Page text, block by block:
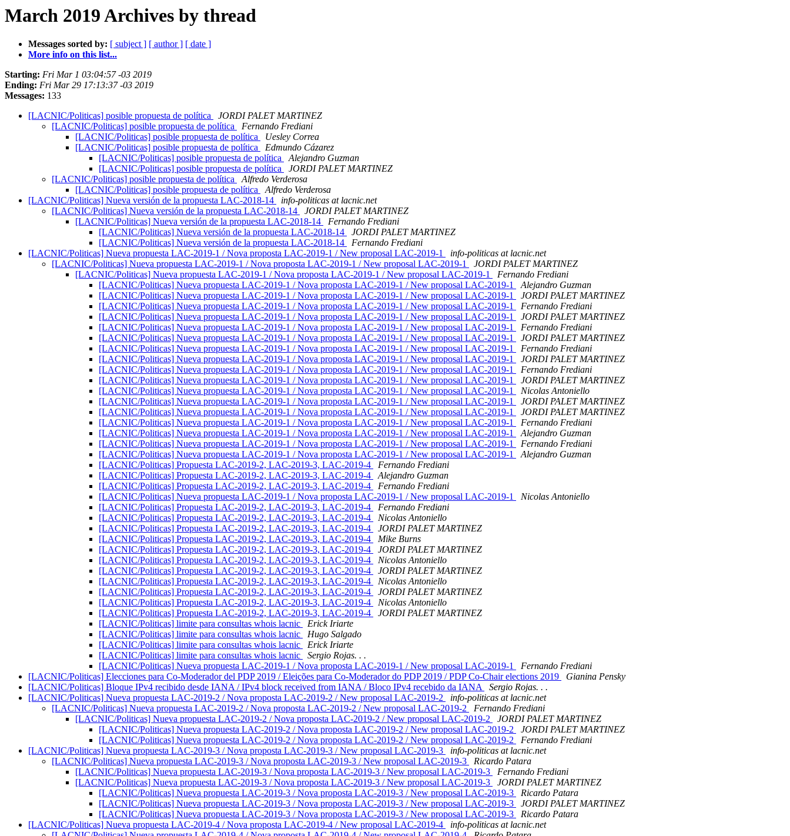
March 2019 Archives by thread
Messages sorted by: [ subject ] [ author ] [ date ]
More info on this list...
Starting: Fri Mar 1 03:04:57 -03 2019
Ending: Fri Mar 29 17:13:37 -03 2019
Messages: 133
[LACNIC/Politicas] posible propuesta de política
JORDI PALET MARTINEZ
[LACNIC/Politicas] posible propuesta de política
Fernando Frediani
[LACNIC/Politicas] posible propuesta de política
Uesley Correa
[LACNIC/Politicas] posible propuesta de política
Edmundo Cázarez
[LACNIC/Politicas] posible propuesta de política
Alejandro Guzman
[LACNIC/Politicas] posible propuesta de política
JORDI PALET MARTINEZ
[LACNIC/Politicas] posible propuesta de política
Alfredo Verderosa
[LACNIC/Politicas] posible propuesta de política
Alfredo Verderosa
[LACNIC/Politicas] Nueva versión de la propuesta LAC-2018-14
info-politicas at lacnic.net
[LACNIC/Politicas] Nueva versión de la propuesta LAC-2018-14
JORDI PALET MARTINEZ
[LACNIC/Politicas] Nueva versión de la propuesta LAC-2018-14
Fernando Frediani
[LACNIC/Politicas] Nueva versión de la propuesta LAC-2018-14
JORDI PALET MARTINEZ
[LACNIC/Politicas] Nueva versión de la propuesta LAC-2018-14
Fernando Frediani
[LACNIC/Politicas] Nueva propuesta LAC-2019-1 / Nova proposta LAC-2019-1 / New proposal LAC-2019-1
info-politicas at lacnic.net
[LACNIC/Politicas] Nueva propuesta LAC-2019-1 / Nova proposta LAC-2019-1 / New proposal LAC-2019-1
JORDI PALET MARTINEZ
[LACNIC/Politicas] Nueva propuesta LAC-2019-1 / Nova proposta LAC-2019-1 / New proposal LAC-2019-1
Fernando Frediani
[LACNIC/Politicas] Nueva propuesta LAC-2019-1 / Nova proposta LAC-2019-1 / New proposal LAC-2019-1
Alejandro Guzman
[LACNIC/Politicas] Nueva propuesta LAC-2019-1 / Nova proposta LAC-2019-1 / New proposal LAC-2019-1
JORDI PALET MARTINEZ
[LACNIC/Politicas] Nueva propuesta LAC-2019-1 / Nova proposta LAC-2019-1 / New proposal LAC-2019-1
Fernando Frediani
[LACNIC/Politicas] Nueva propuesta LAC-2019-1 / Nova proposta LAC-2019-1 / New proposal LAC-2019-1
JORDI PALET MARTINEZ
[LACNIC/Politicas] Nueva propuesta LAC-2019-1 / Nova proposta LAC-2019-1 / New proposal LAC-2019-1
Fernando Frediani
[LACNIC/Politicas] Nueva propuesta LAC-2019-1 / Nova proposta LAC-2019-1 / New proposal LAC-2019-1
JORDI PALET MARTINEZ
[LACNIC/Politicas] Nueva propuesta LAC-2019-1 / Nova proposta LAC-2019-1 / New proposal LAC-2019-1
Fernando Frediani
[LACNIC/Politicas] Nueva propuesta LAC-2019-1 / Nova proposta LAC-2019-1 / New proposal LAC-2019-1
JORDI PALET MARTINEZ
[LACNIC/Politicas] Nueva propuesta LAC-2019-1 / Nova proposta LAC-2019-1 / New proposal LAC-2019-1
Fernando Frediani
[LACNIC/Politicas] Nueva propuesta LAC-2019-1 / Nova proposta LAC-2019-1 / New proposal LAC-2019-1
JORDI PALET MARTINEZ
[LACNIC/Politicas] Nueva propuesta LAC-2019-1 / Nova proposta LAC-2019-1 / New proposal LAC-2019-1
Nicolas Antoniello
[LACNIC/Politicas] Nueva propuesta LAC-2019-1 / Nova proposta LAC-2019-1 / New proposal LAC-2019-1
JORDI PALET MARTINEZ
[LACNIC/Politicas] Nueva propuesta LAC-2019-1 / Nova proposta LAC-2019-1 / New proposal LAC-2019-1
JORDI PALET MARTINEZ
[LACNIC/Politicas] Nueva propuesta LAC-2019-1 / Nova proposta LAC-2019-1 / New proposal LAC-2019-1
Fernando Frediani
[LACNIC/Politicas] Nueva propuesta LAC-2019-1 / Nova proposta LAC-2019-1 / New proposal LAC-2019-1
Alejandro Guzman
[LACNIC/Politicas] Nueva propuesta LAC-2019-1 / Nova proposta LAC-2019-1 / New proposal LAC-2019-1
Fernando Frediani
[LACNIC/Politicas] Nueva propuesta LAC-2019-1 / Nova proposta LAC-2019-1 / New proposal LAC-2019-1
Alejandro Guzman
[LACNIC/Politicas] Propuesta LAC-2019-2, LAC-2019-3, LAC-2019-4
Fernando Frediani
[LACNIC/Politicas] Propuesta LAC-2019-2, LAC-2019-3, LAC-2019-4
Alejandro Guzman
[LACNIC/Politicas] Propuesta LAC-2019-2, LAC-2019-3, LAC-2019-4
Fernando Frediani
[LACNIC/Politicas] Nueva propuesta LAC-2019-1 / Nova proposta LAC-2019-1 / New proposal LAC-2019-1
Nicolas Antoniello
[LACNIC/Politicas] Propuesta LAC-2019-2, LAC-2019-3, LAC-2019-4
Fernando Frediani
[LACNIC/Politicas] Propuesta LAC-2019-2, LAC-2019-3, LAC-2019-4
Nicolas Antoniello
[LACNIC/Politicas] Propuesta LAC-2019-2, LAC-2019-3, LAC-2019-4
JORDI PALET MARTINEZ
[LACNIC/Politicas] Propuesta LAC-2019-2, LAC-2019-3, LAC-2019-4
Mike Burns
[LACNIC/Politicas] Propuesta LAC-2019-2, LAC-2019-3, LAC-2019-4
JORDI PALET MARTINEZ
[LACNIC/Politicas] Propuesta LAC-2019-2, LAC-2019-3, LAC-2019-4
Nicolas Antoniello
[LACNIC/Politicas] Propuesta LAC-2019-2, LAC-2019-3, LAC-2019-4
JORDI PALET MARTINEZ
[LACNIC/Politicas] Propuesta LAC-2019-2, LAC-2019-3, LAC-2019-4
Nicolas Antoniello
[LACNIC/Politicas] Propuesta LAC-2019-2, LAC-2019-3, LAC-2019-4
JORDI PALET MARTINEZ
[LACNIC/Politicas] Propuesta LAC-2019-2, LAC-2019-3, LAC-2019-4
Nicolas Antoniello
[LACNIC/Politicas] Propuesta LAC-2019-2, LAC-2019-3, LAC-2019-4
JORDI PALET MARTINEZ
[LACNIC/Politicas] limite para consultas whois lacnic
Erick Iriarte
[LACNIC/Politicas] limite para consultas whois lacnic
Hugo Salgado
[LACNIC/Politicas] limite para consultas whois lacnic
Erick Iriarte
[LACNIC/Politicas] limite para consultas whois lacnic
Sergio Rojas. . .
[LACNIC/Politicas] Nueva propuesta LAC-2019-1 / Nova proposta LAC-2019-1 / New proposal LAC-2019-1
Fernando Frediani
[LACNIC/Politicas] Elecciones para Co-Moderador del PDP 2019 / Eleições para Co-Moderador do PDP 2019 / PDP Co-Chair elections 2019
Gianina Pensky
[LACNIC/Politicas] Bloque IPv4 recibido desde IANA / IPv4 block received from IANA / Bloco IPv4 recebido da IANA
Sergio Rojas. . .
[LACNIC/Politicas] Nueva propuesta LAC-2019-2 / Nova proposta LAC-2019-2 / New proposal LAC-2019-2
info-politicas at lacnic.net
[LACNIC/Politicas] Nueva propuesta LAC-2019-2 / Nova proposta LAC-2019-2 / New proposal LAC-2019-2
Fernando Frediani
[LACNIC/Politicas] Nueva propuesta LAC-2019-2 / Nova proposta LAC-2019-2 / New proposal LAC-2019-2
JORDI PALET MARTINEZ
[LACNIC/Politicas] Nueva propuesta LAC-2019-2 / Nova proposta LAC-2019-2 / New proposal LAC-2019-2
JORDI PALET MARTINEZ
[LACNIC/Politicas] Nueva propuesta LAC-2019-2 / Nova proposta LAC-2019-2 / New proposal LAC-2019-2
Fernando Frediani
[LACNIC/Politicas] Nueva propuesta LAC-2019-3 / Nova proposta LAC-2019-3 / New proposal LAC-2019-3
info-politicas at lacnic.net
[LACNIC/Politicas] Nueva propuesta LAC-2019-3 / Nova proposta LAC-2019-3 / New proposal LAC-2019-3
Ricardo Patara
[LACNIC/Politicas] Nueva propuesta LAC-2019-3 / Nova proposta LAC-2019-3 / New proposal LAC-2019-3
Fernando Frediani
[LACNIC/Politicas] Nueva propuesta LAC-2019-3 / Nova proposta LAC-2019-3 / New proposal LAC-2019-3
JORDI PALET MARTINEZ
[LACNIC/Politicas] Nueva propuesta LAC-2019-3 / Nova proposta LAC-2019-3 / New proposal LAC-2019-3
Ricardo Patara
[LACNIC/Politicas] Nueva propuesta LAC-2019-3 / Nova proposta LAC-2019-3 / New proposal LAC-2019-3
JORDI PALET MARTINEZ
[LACNIC/Politicas] Nueva propuesta LAC-2019-3 / Nova proposta LAC-2019-3 / New proposal LAC-2019-3
Ricardo Patara
[LACNIC/Politicas] Nueva propuesta LAC-2019-4 / Nova proposta LAC-2019-4 / New proposal LAC-2019-4
info-politicas at lacnic.net